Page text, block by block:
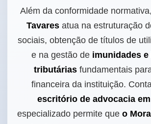
Além da conformidade normativa,
Tavares atua na estruturação
sociais, obtenção de títulos de
e na gestão de imunidades
tributáriasfundamentais
financeira da instituição.
escritório de advocacia
especializado permite que o